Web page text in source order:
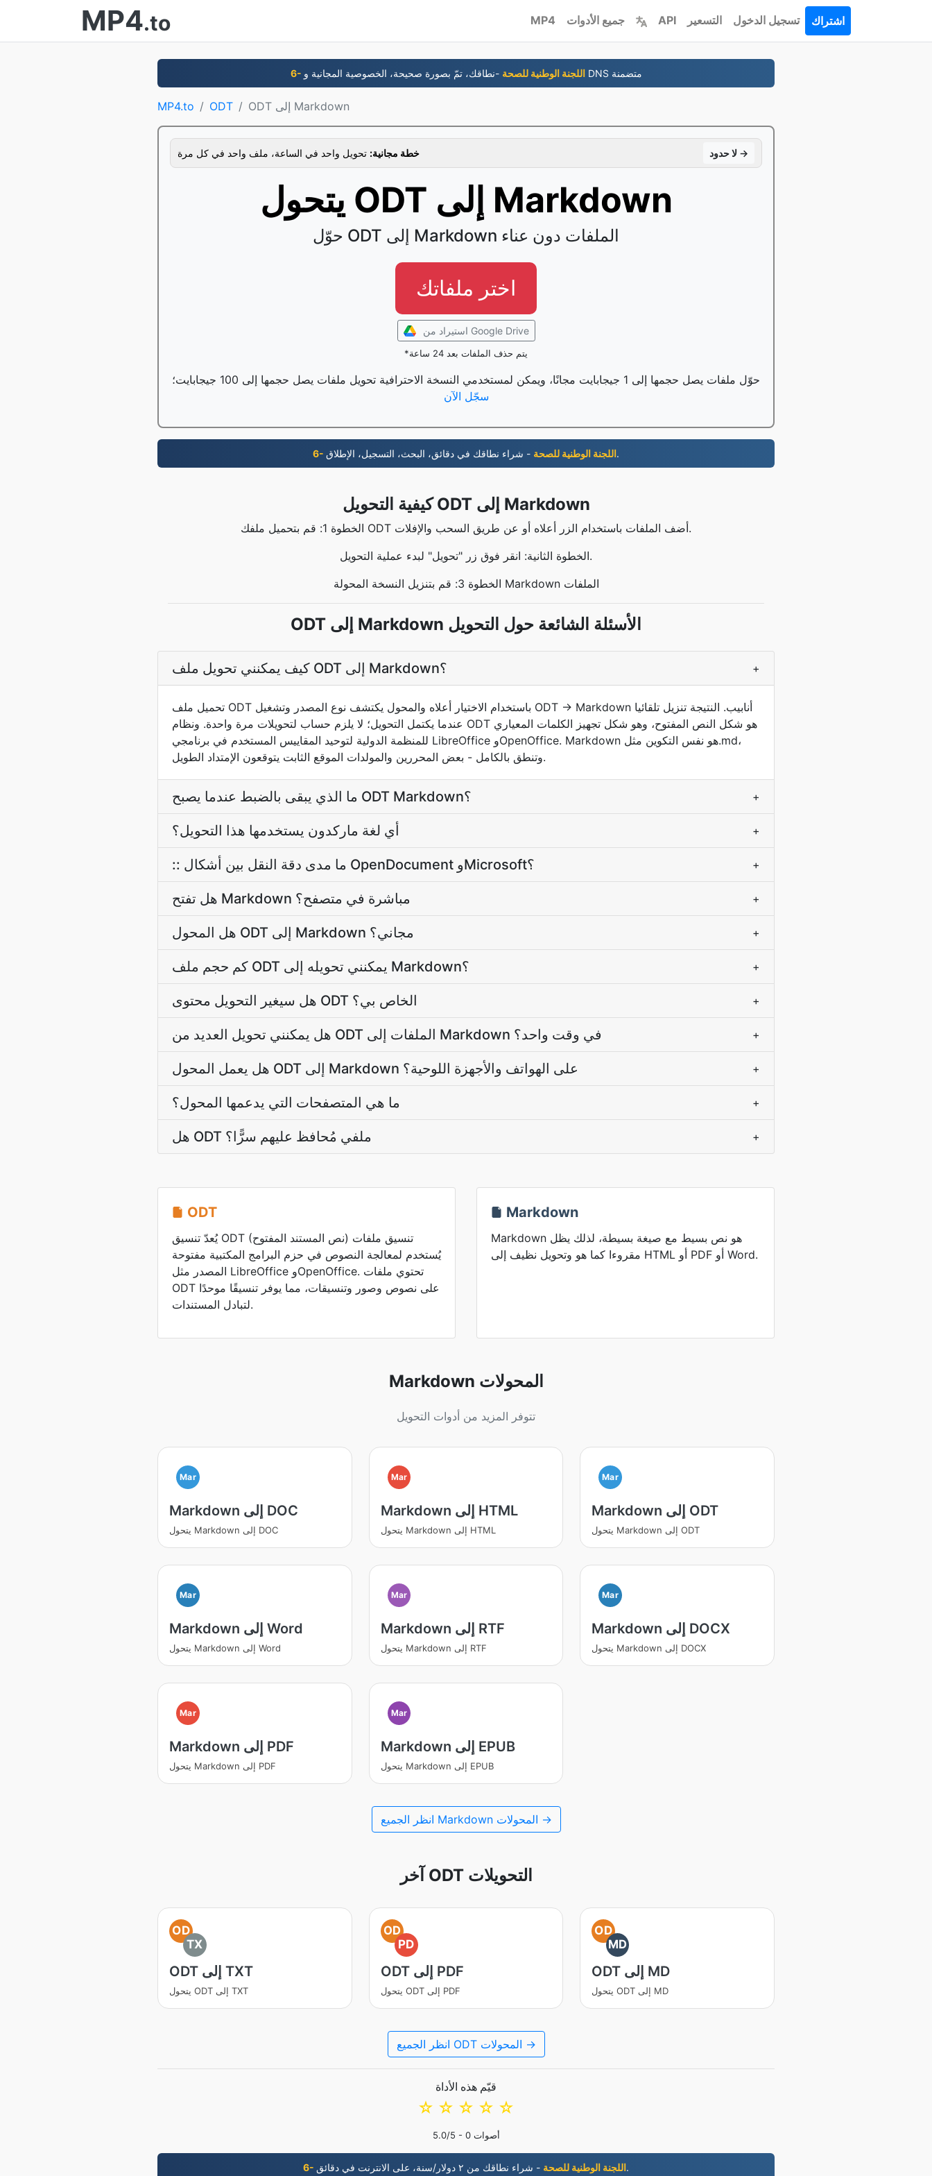
MP4.to MP4 جميع الأدوات API التسعير تسجيل الدخول اشتراك
6- اللجنة الوطنية للصحة -نطاقك، تمّ بصورة صحيحة، الخصوصية المجانية و DNS متضمنة
MP4.to ODT ODT إلى Markdown
خطة مجانية: تحويل واحد في الساعة، ملف واحد في كل مرة لا حدود →
يتحول ODT إلى Markdown
حوّل ODT إلى Markdown الملفات دون عناء
اختر ملفاتك
استيراد من Google Drive
*يتم حذف الملفات بعد 24 ساعة
حوّل ملفات يصل حجمها إلى 1 جيجابايت مجانًا، ويمكن لمستخدمي النسخة الاحترافية تحويل ملفات يصل حجمها إلى 100 جيجابايت؛
سجّل الآن
6- اللجنة الوطنية للصحة- شراء نطاقك في دقائق، البحث، التسجيل، الإطلاق.
كيفية التحويل ODT إلى Markdown
الخطوة 1: قم بتحميل ملفك ODT أضف الملفات باستخدام الزر أعلاه أو عن طريق السحب والإفلات.
الخطوة الثانية: انقر فوق زر "تحويل" لبدء عملية التحويل.
الخطوة 3: قم بتنزيل النسخة المحولة Markdown الملفات
ODT إلى Markdown الأسئلة الشائعة حول التحويل
كيف يمكنني تحويل ملف ODT إلى Markdown؟ +
تحميل ملف ODT باستخدام الاختيار أعلاه والمحول يكتشف نوع المصدر وتشغيل ODT → Markdown أنابيب. النتيجة تنزيل تلقائيا
عندما يكتمل التحويل؛ لا يلزم حساب لتحويلات مرة واحدة. ونظام ODT هو شكل النص المفتوح، وهو شكل تجهيز الكلمات المعياري
للمنظمة الدولية لتوحيد المقاييس المستخدم في برنامجي LibreOffice وOpenOffice. Markdown هو نفس التكوين مثل.md،
وتنطق بالكامل - بعض المحررين والمولدات الموقع الثابت يتوقعون الإمتداد الطويل.
ما الذي يبقى بالضبط عندما يصبح ODT Markdown؟ +
أي لغة ماركدون يستخدمها هذا التحويل؟ +
:: ما مدى دقة النقل بين أشكال OpenDocument وMicrosoft؟ +
هل تفتح Markdown مباشرة في متصفح؟ +
هل المحول ODT إلى Markdown مجاني؟ +
كم حجم ملف ODT يمكنني تحويله إلى Markdown؟ +
هل سيغير التحويل محتوى ODT الخاص بي؟ +
هل يمكنني تحويل العديد من ODT الملفات إلى Markdown في وقت واحد؟ +
هل يعمل المحول ODT إلى Markdown على الهواتف والأجهزة اللوحية؟ +
ما هي المتصفحات التي يدعمها المحول؟ +
هل ODT ملفي مُحافظ عليهم سرًّا؟ +
ODT
يُعدّ تنسيق ODT (نص المستند المفتوح) تنسيق ملفات
يُستخدم لمعالجة النصوص في حزم البرامج المكتبية مفتوحة
المصدر مثل LibreOffice وOpenOffice. تحتوي ملفات
ODT على نصوص وصور وتنسيقات، مما يوفر تنسيقًا موحدًا
لتبادل المستندات.
Markdown
Markdown هو نص بسيط مع صيغة بسيطة، لذلك يظل
مقروءا كما هو وتحويل نظيف إلى HTML أو PDF أو Word.
Markdown المحولات
تتوفر المزيد من أدوات التحويل
Mar
Markdown إلى DOC
يتحول Markdown إلى DOC
Mar
Markdown إلى HTML
يتحول Markdown إلى HTML
Mar
Markdown إلى ODT
يتحول Markdown إلى ODT
Mar
Markdown إلى Word
يتحول Markdown إلى Word
Mar
Markdown إلى RTF
يتحول Markdown إلى RTF
Mar
Markdown إلى DOCX
يتحول Markdown إلى DOCX
Mar
Markdown إلى PDF
يتحول Markdown إلى PDF
Mar
Markdown إلى EPUB
يتحول Markdown إلى EPUB
انظر الجميع Markdown المحولات →
آخر ODT التحويلات
OD
TX
ODT إلى TXT
يتحول ODT إلى TXT
OD
PD
ODT إلى PDF
يتحول ODT إلى PDF
OD
MD
ODT إلى MD
يتحول ODT إلى MD
انظر الجميع ODT المحولات →
قيّم هذه الأداة
☆
☆
☆
☆
☆
5.0/5 - 0 أصوات
6- اللجنة الوطنية للصحة- شراء نطاقك من ٢ دوﻻر/سنة، على اﻻنترنت في دقائق.